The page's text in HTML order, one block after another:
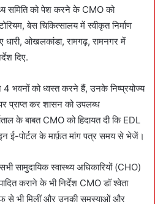
समिति को पेश करने के CMO को
बेस चिकित्सालय में स्वीकृत निर्माण
धारी, ओखलकांडा, रामगढ़, रामनगर में
दिए.
4 भवनों को ध्वस्त करने हैं, उनके निष्प्रयोज्य
प्राप्त कर शासन को उपलब्ध
के बाबत CMO को हिदायत दी कि EDL
ई-पोर्टल के मार्फ़त मांग पत्र समय से भेजें।
स्वास्थ्य अधिकारियों (CHO)
कराने के भी निर्देश CMO डॉ श्वेता
से भी मिलीं और उनकी समस्याओं और